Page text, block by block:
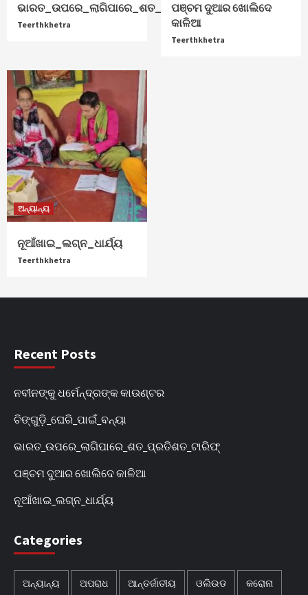
ଭାରତ_ଉପରେ_ଲାଗିପାରେ_ଶତ_ପ୍ରତିଶତ_ଟାରିଫ୍
Teerthkhetra
ପଞ୍ଚମ ଦୁଆର ଖୋଲିଦେ
କାଳିଆ
Teerthkhetra
ଅନ୍ୟାନ୍ୟ
ନୂଆଁଖାଇ_ଲଗ୍ନ_ଧାର୍ଯ୍ୟ
Teerthkhetra
Recent Posts
ନବୀନଙ୍କୁ ଧର୍ମେନ୍ଦ୍ରଙ୍କ କାଉଣ୍ଟର
ଚିଙ୍ଗୁଡ଼ି_ଘେରି_ପାଇଁ_ବନ୍ୟା
ଭାରତ_ଉପରେ_ଲାଗିପାରେ_ଶତ_ପ୍ରତିଶତ_ଟାରିଫ୍
ପଞ୍ଚମ ଦୁଆର ଖୋଲିଦେ କାଳିଆ
ନୂଆଁଖାଇ_ଲଗ୍ନ_ଧାର୍ଯ୍ୟ
Categories
ଅନ୍ୟାନ୍ୟ ଅପରାଧ ଆନ୍ତର୍ଜାତୀୟ ଓଲିଉଡ କରୋନା